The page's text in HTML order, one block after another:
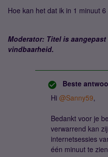
Hoe kan het dat ik in 1 minuut
Moderator: Titel is
vindbaarheid.
Beste
Hi ​ @Sanny59,
Bedankt voor je
verwarrend kan
internetsessies
één minuut te